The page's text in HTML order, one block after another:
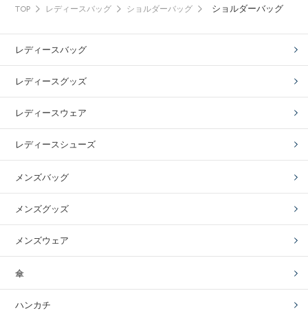
TOP レディースバッグ ショルダーバッグ ショルダーバッグ
レディースバッグ
レディースグッズ
レディースウェア
レディースシューズ
メンズバッグ
メンズグッズ
メンズウェア
傘
ハンカチ